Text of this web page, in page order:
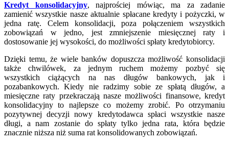
Kredyt konsolidacyjny, najprościej mówiąc, ma za zadanie
zamienić wszystkie nasze aktualnie spłacane kredyty i pożyczki, w
jedna ratę. Celem konsolidacji, poza połączeniem wszystkich
zobowiązań w jedno, jest zmniejszenie miesięcznej raty i
dostosowanie jej wysokości, do możliwości spłaty kredytobiorcy.
Dzięki temu, że wiele banków dopuszcza możliwość konsolidacji
także chwilówek, za jednym ruchem możemy pozbyć się
wszystkich ciążących na nas długów bankowych, jak i
pozabankowych. Kiedy nie radzimy sobie ze spłatą długów, a
miesięczne raty przekraczają nasze możliwości finansowe, kredyt
konsolidacyjny to najlepsze co możemy zrobić. Po otrzymaniu
pozytywnej decyzji nowy kredytodawca spłaci wszystkie nasze
długi, a nam zostanie do spłaty tylko jedna rata, która będzie
znacznie niższa niż suma rat konsolidowanych zobowiązań.